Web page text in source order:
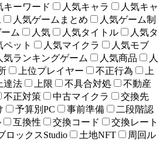
キーワード 人気キャラ
人気キャ
人気ゲームまとめ
人気ゲーム制
ム 人気 人気タイトル
人気タ
ペット 人気マイクラ
人気モブ
気ランキングゲーム 人気商品
人
上位プレイヤー 不正行為
上
達法 上限 不具合対処
不動産
不正対策 中古マイクラ
交換先
予算別PC 事前準備
二段階認
互換性 交換コード
交換レート
ロックスStudio 土地NFT
周回ル